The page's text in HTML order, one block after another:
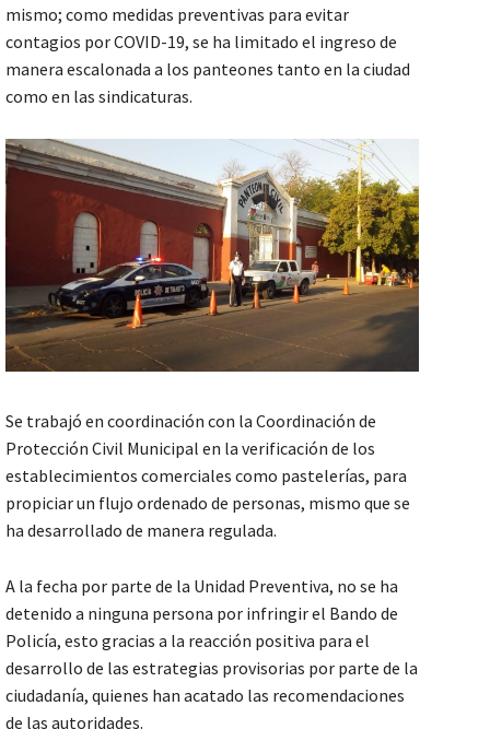
mismo; como medidas preventivas para evitar
contagios por COVID-19, se ha limitado el ingreso de
manera escalonada a los panteones tanto en la ciudad
como en las sindicaturas.
Se trabajó en coordinación con la Coordinación de
Protección Civil Municipal en la verificación de los
establecimientos comerciales como pastelerías, para
propiciar un flujo ordenado de personas, mismo que se
ha desarrollado de manera regulada.
A la fecha por parte de la Unidad Preventiva, no se ha
detenido a ninguna persona por infringir el Bando de
Policía, esto gracias a la reacción positiva para el
desarrollo de las estrategias provisorias por parte de la
ciudadanía, quienes han acatado las recomendaciones
de las autoridades.